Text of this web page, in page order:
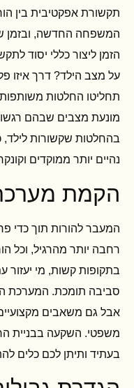
תקשורת אפקטיבית בין
המשפחה החדשה, ובזמן
הזמן ליצור כללי יסוד
על מצב הילד? דרך איזו
תחליטו החלטות
מונעת מצבים שבהם
בהחלטות שקשורות לילד,
נהיים יותר ממוקדים
הקמת
המעבר להורות תוך כדי
רחבה יותר מהרגיל, וכל
בתקופות קשות, מי יעזור
סביבה תומכת. המערכת
אבל גם משאבים מקצועיים
משפטי. השקעה בבניית
בעתיד ותיתן לכם כלים